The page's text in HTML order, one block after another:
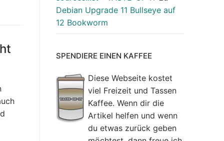
Debian Upgrade 11 Bullseye auf
12 Bookworm
SPENDIERE EINEN KAFFEE
Diese Webseite kostet
viel Freizeit und Tassen
Kaffee. Wenn dir die
Artikel helfen und wenn
du etwas zurück geben